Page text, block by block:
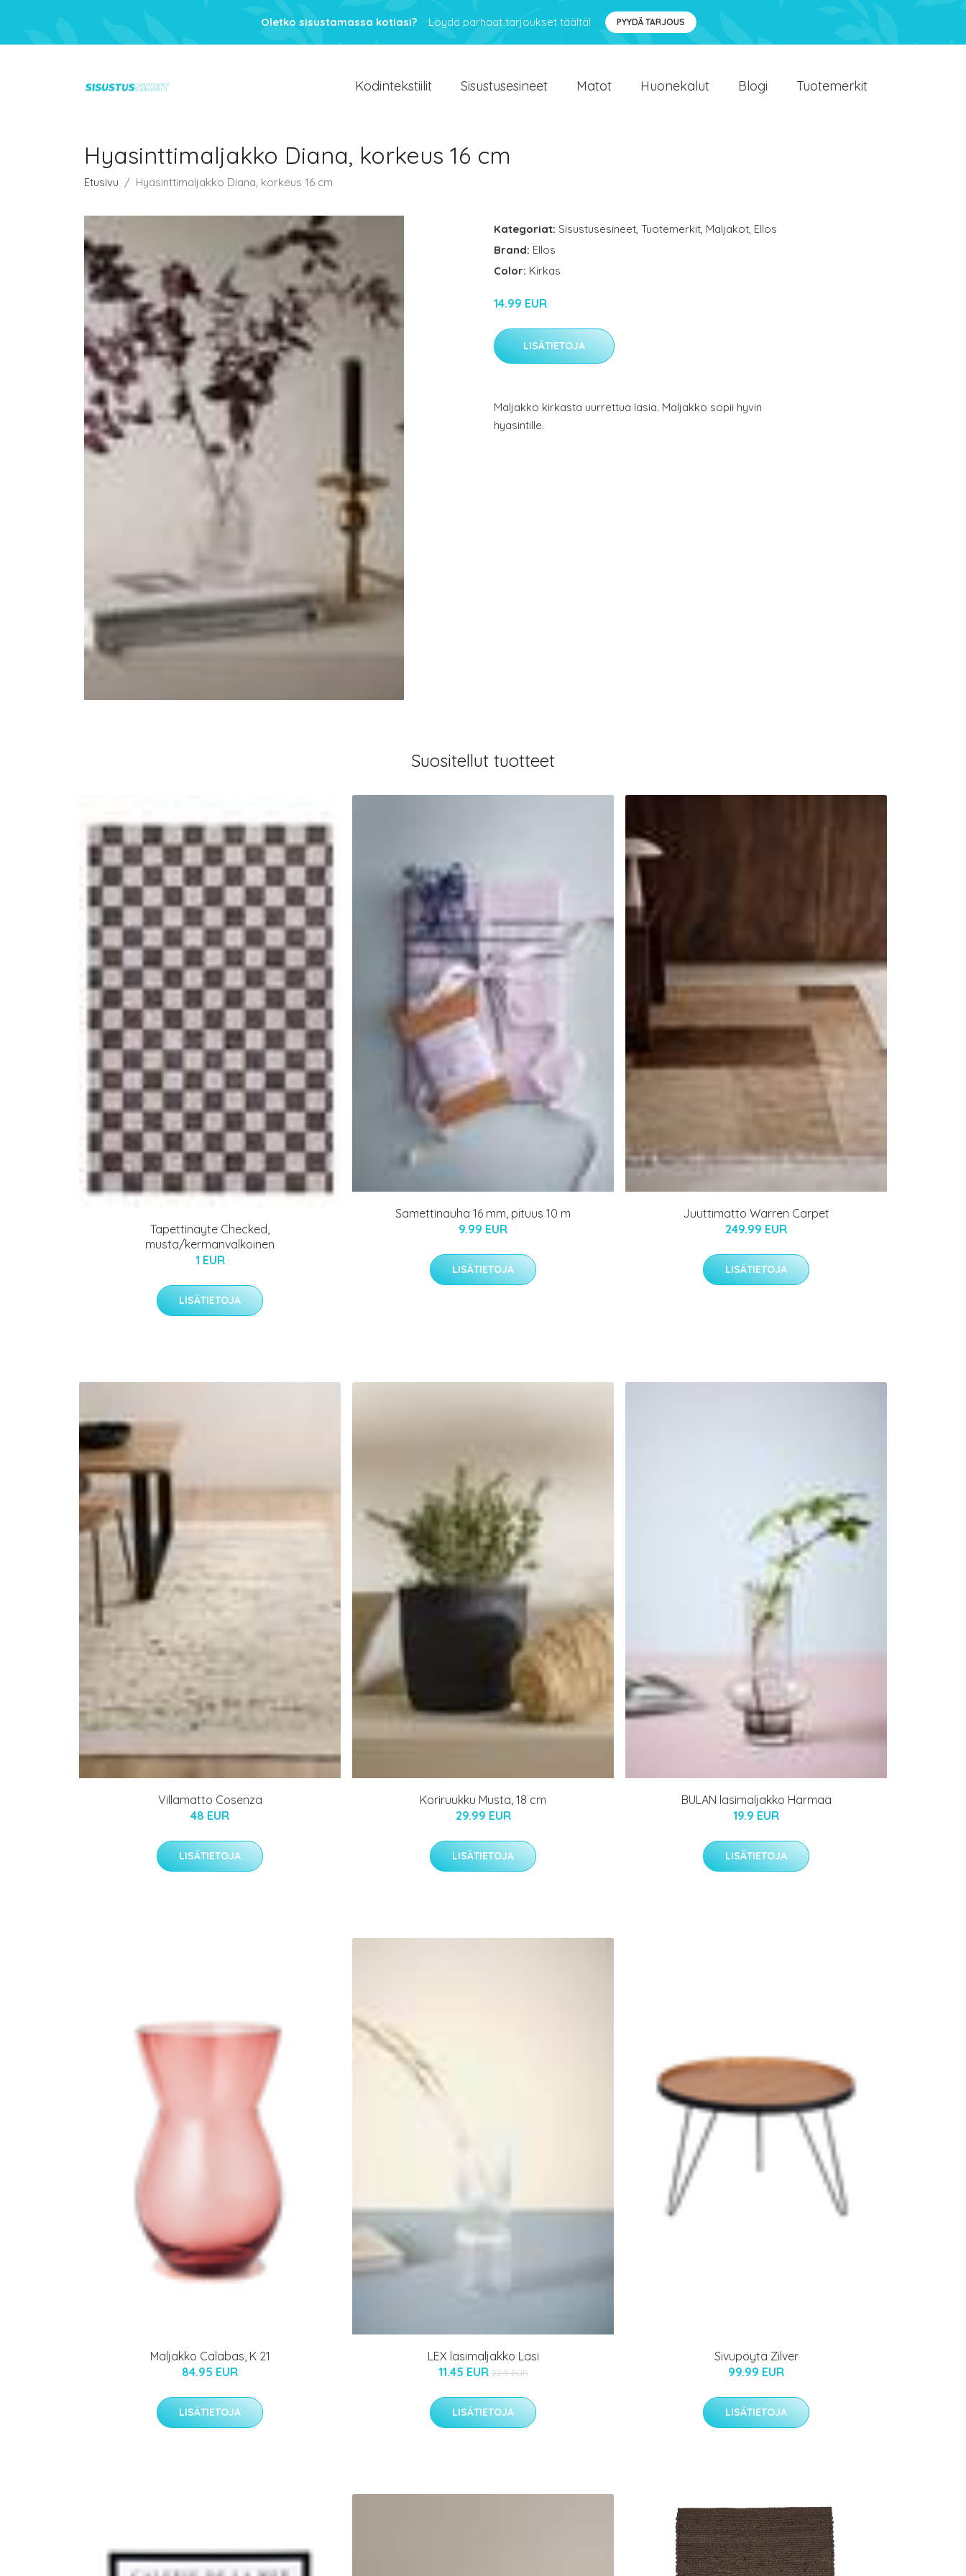
Oletko sisustamassa kotiasi? Löydä parhaat tarjoukset täältä! PYYDÄ TARJOUS
Kodintekstiilit Sisustusesineet Matot Huonekalut Blogi Tuotemerkit
Hyasinttimaljakko Diana, korkeus 16 cm
Etusivu Hyasinttimaljakko Diana, korkeus 16 cm
Kategoriat: Sisustusesineet, Tuotemerkit, Maljakot, Ellos
Brand: Ellos
Color: Kirkas
14.99 EUR
LISÄTIETOJA
Maljakko kirkasta uurrettua lasia. Maljakko sopii hyvin
hyasintille.
Suositellut tuotteet
Tapettinäyte Checked,
musta/kermanvalkoinen
1 EUR
LISÄTIETOJA
Samettinauha 16 mm, pituus 10 m
9.99 EUR
LISÄTIETOJA
Juuttimatto Warren Carpet
249.99 EUR
LISÄTIETOJA
Villamatto Cosenza
48 EUR
LISÄTIETOJA
Koriruukku Musta, 18 cm
29.99 EUR
LISÄTIETOJA
BULAN lasimaljakko Harmaa
19.9 EUR
LISÄTIETOJA
Maljakko Calabas, K 21
84.95 EUR
LISÄTIETOJA
LEX lasimaljakko Lasi
11.45 EUR 22.9 EUR
LISÄTIETOJA
Sivupöytä Zilver
99.99 EUR
LISÄTIETOJA